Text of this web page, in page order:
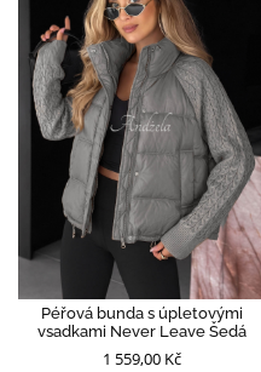
Péřová bunda s úpletovými
vsadkami Never Leave Šedá
1 559,00 Kč